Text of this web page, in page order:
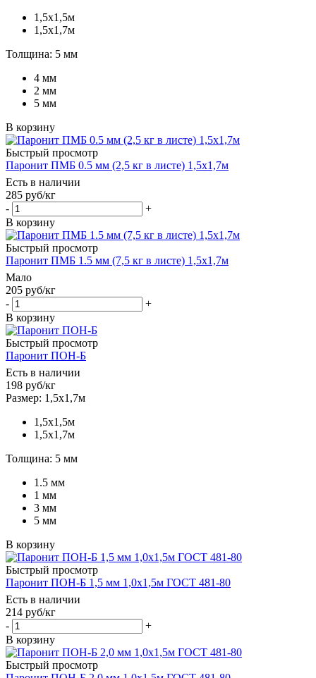
1,5х1,5м
1,5х1,7м
Толщина: 5 мм
4 мм
2 мм
5 мм
В корзину
Быстрый просмотр
Паронит ПМБ 0.5 мм (2,5 кг в листе) 1,5х1,7м
Есть в наличии
285 руб/кг
-
+
В корзину
Быстрый просмотр
Паронит ПМБ 1.5 мм (7,5 кг в листе) 1,5х1,7м
Мало
205 руб/кг
-
+
В корзину
Быстрый просмотр
Паронит ПОН-Б
Есть в наличии
198 руб/кг
Размер: 1,5х1,7м
1,5х1,5м
1,5х1,7м
Толщина: 5 мм
1.5 мм
1 мм
3 мм
5 мм
В корзину
Быстрый просмотр
Паронит ПОН-Б 1,5 мм 1,0х1,5м ГОСТ 481-80
Есть в наличии
214 руб/кг
-
+
В корзину
Быстрый просмотр